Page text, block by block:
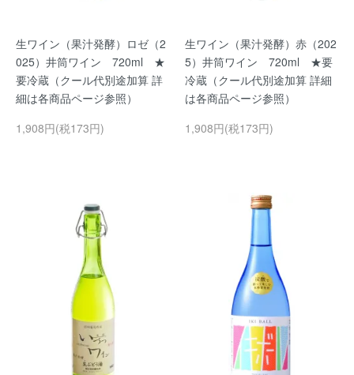
生ワイン（果汁発酵）ロゼ（2
025）井筒ワイン 720ml ★
要冷蔵（クール代別途加算 詳
細は各商品ページ参照）
1,908円(税173円)
生ワイン（果汁発酵）赤（202
5）井筒ワイン 720ml ★要
冷蔵（クール代別途加算 詳細
は各商品ページ参照）
1,908円(税173円)